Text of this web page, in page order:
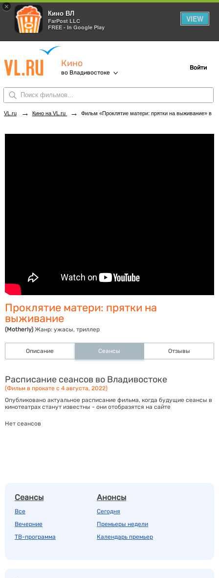
×
Кино ВЛ
FarPost LLC
FREE - In Google Play
VIEW
Кино
во Владивостоке
Войти
VL.ru → Кино на VL.ru → Фильм «Проклятие матери: прятки на выживание» в кинотеатрах Владивостока. Купить билеты!
Проклятие матери: прятки на
выживание
(Motherly) Жанр: ужасы, триллер
Описание Сеансы Отзывы
Расписание сеансов во Владивостоке
(Фильм в прокате с 4 августа, 2022)
Опубликовано актуальное расписание фильма, когда будущие сеансы в
кинотеатрах станут известны - они отобразятся на сайте
Нет сеансов
Сеансы
Все
Вечерние
ТВ-программа
Анонсы
Сегодня
Премьеры недели
Календарь премьер